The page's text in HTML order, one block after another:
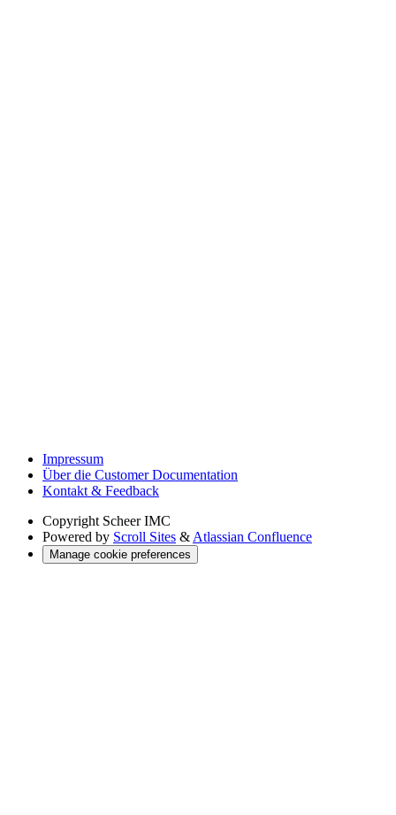
Impressum
Über die Customer Documentation
Kontakt & Feedback
Copyright Scheer IMC
Powered by Scroll Sites & Atlassian Confluence
Manage cookie preferences